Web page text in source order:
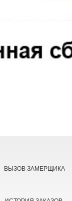
ВЫЗОВ ЗАМЕРЩИКА